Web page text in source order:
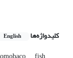
کلیدواژه‌ها English